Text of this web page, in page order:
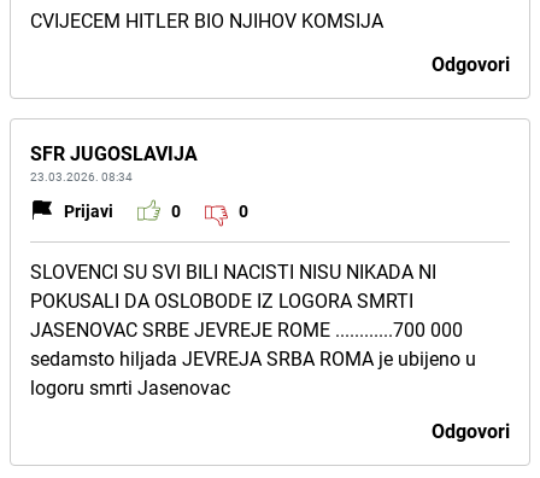
CVIJECEM HITLER BIO NJIHOV KOMSIJA
Odgovori
SFR JUGOSLAVIJA
23.03.2026. 08:34
Prijavi 0 0
SLOVENCI SU SVI BILI NACISTI NISU NIKADA NI
POKUSALI DA OSLOBODE IZ LOGORA SMRTI
JASENOVAC SRBE JEVREJE ROME ............700 000
sedamsto hiljada JEVREJA SRBA ROMA je ubijeno u
logoru smrti Jasenovac
Odgovori